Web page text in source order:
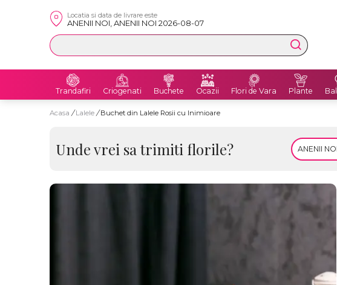
Locatia si data de livrare este
ANENII NOI, ANENII NOI 2026-08-07
Trandafiri Criogenati Buchete Ocazii Flori de Vara Plante
Acasa / Lalele / Buchet din Lalele Rosii cu Inimioare
Unde vrei sa trimiti florile?